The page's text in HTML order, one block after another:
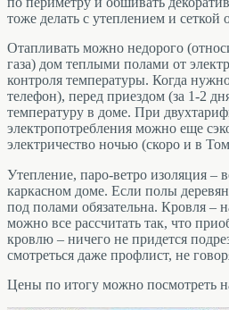
тоже делать с утеплением и
Отапливать можно недорого
газа) дом теплыми полами от
контроля температуры. Когда
телефон), перед приездом (за 1-2
температуру в доме. При
электропотребления можно еще
электричество ночью (скоро и в
Утепление, паро-ветро изоляция –
каркасном доме. Если полы
под полами обязательна. Кровля –
можно все рассчитать так, что
кровлю – ничего не придется
смотреться даже профлист, не
Цены по итогу можно посмотреть